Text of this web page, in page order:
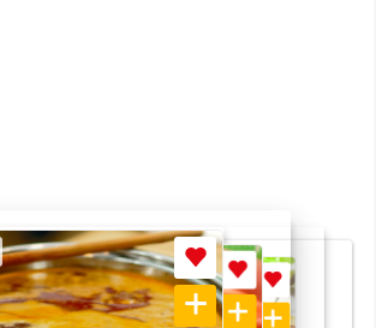
RECEPT
RECEPT